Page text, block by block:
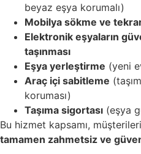
beyaz eşya korumalı)
Mobilya sökme ve
Elektronik eşyaların
taşınması
Eşya yerleştirme (yeni
Araç içi sabitleme
koruması)
Taşıma sigortası (eşya
Bu hizmet kapsamı,
tamamen zahmetsiz ve